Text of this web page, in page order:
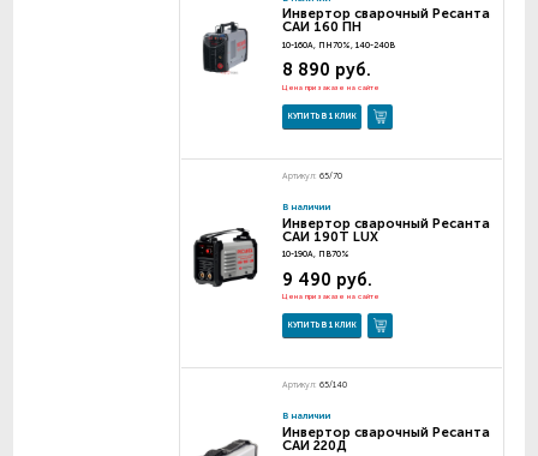
Инвертор сварочный Ресанта
САИ 160 ПН
10-160А, ПН70%, 140-240В
8 890 руб.
Цена при заказе на сайте
КУПИТЬ В 1 КЛИК
Артикул: 65/70
В наличии
Инвертор сварочный Ресанта
САИ 190T LUX
10-190А, ПВ70%
9 490 руб.
Цена при заказе на сайте
КУПИТЬ В 1 КЛИК
Артикул: 65/140
В наличии
Инвертор сварочный Ресанта
САИ 220Д